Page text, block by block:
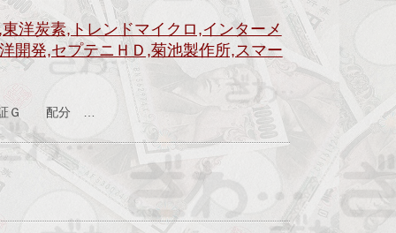
洋炭素,トレンドマイクロ,インターメ
開発,セプテニＨＤ,菊池製作所,スマー
Ｇ 配分 …